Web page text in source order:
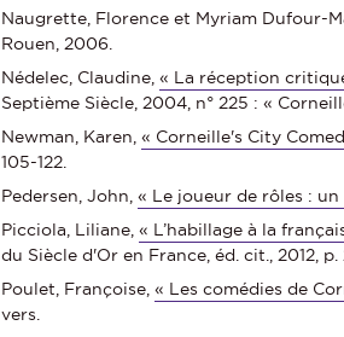
Naugrette, Florence et Myriam Dufour-
Rouen, 2006.
Nédelec, Claudine,« La réception
Septième Siècle, 2004, n° 225 : «
Newman, Karen,« Corneille's City
105-122.
Pedersen, John,« Le joueur de rôles :
Picciola, Liliane,« L’habillage à la
du Siècle d'Or en France, éd. cit., 2012, p.
Poulet, Françoise,« Les comédies de
vers.